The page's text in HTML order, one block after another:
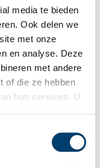
media te bieden
Ook delen we
met onze
en analyse. Deze
met andere
of die ze hebben
hun services. U
verhalen en het
in voor onze